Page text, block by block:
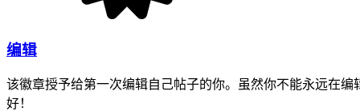
编辑
该徽章授予给第一次编辑自己帖子的你。虽然你不能永远在
好！